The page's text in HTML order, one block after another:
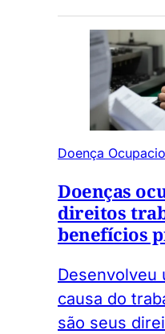
Doença
Doenças
direitos
benefícios
Desenvolveu
causa do
são seus